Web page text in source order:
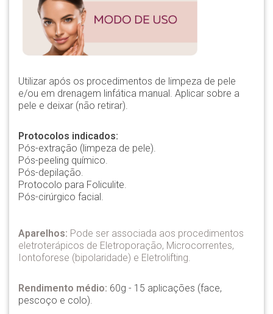
Utilizar após os procedimentos de limpeza de pele
e/ou em drenagem linfática manual. Aplicar sobre a
pele e deixar (não retirar).
Protocolos indicados:
Pós-extração (limpeza de pele).
Pós-peeling químico.
Pós-depilação.
Protocolo para Foliculite.
Pós-cirúrgico facial.
Aparelhos: Pode ser associada aos procedimentos
eletroterápicos de Eletroporação, Microcorrentes,
Iontoforese (bipolaridade) e Eletrolifting.
Rendimento médio: 60g - 15 aplicações (face,
pescoço e colo).